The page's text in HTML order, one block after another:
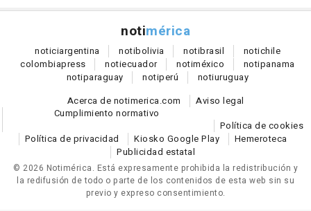
notimérica
noticiargentina notibolivia notibrasil notichile
colombiapress notiecuador notiméxico notipanama
notiparaguay notiperú notiuruguay
Acerca de notimerica.com
Aviso legal
Cumplimiento normativo
Política de cookies
Política de privacidad
Kiosko Google Play
Hemeroteca
Publicidad estatal
© 2026 Notimérica. Está expresamente prohibida la redistribución y
la redifusión de todo o parte de los contenidos de esta web sin su
previo y expreso consentimiento.